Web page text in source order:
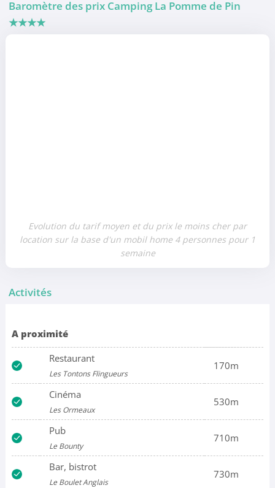
Baromètre des prix Camping La Pomme de Pin
★★★★
Evolution du tarif moyen et du prix le moins cher par
location sur la base d'un mobil home 4 personnes pour 1
semaine
Activités
A proximité
Restaurant
Les Tontons Flingueurs
170m
Cinéma
Les Ormeaux
530m
Pub
Le Bounty
710m
Bar, bistrot
Le Boulet Anglais
730m